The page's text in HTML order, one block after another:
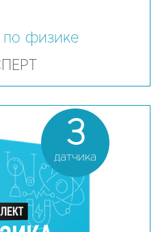
по физике
3
датчика